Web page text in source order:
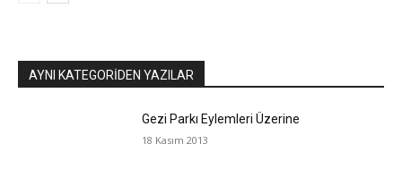
AYNI KATEGORIDEN YAZILAR
Gezi Parkı Eylemleri Üzerine
18 Kasım 2013